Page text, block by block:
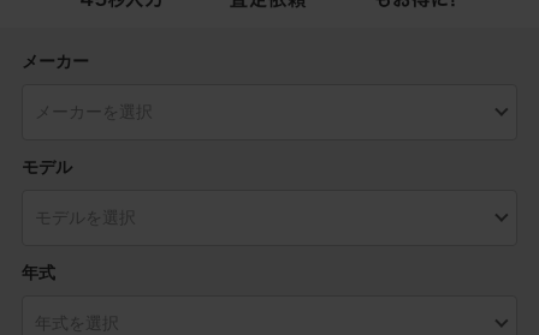
メーカー
モデル
年式